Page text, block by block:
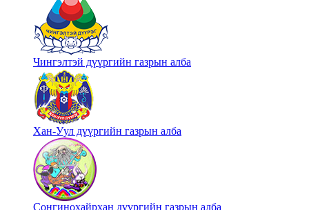
Чингэлтэй дүүргийн газрын алба
Хан-Уул дүүргийн газрын алба
Сонгинохайрхан дүүргийн газрын алба